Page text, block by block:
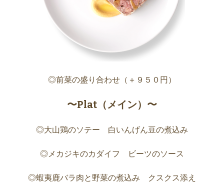
◎前菜の盛り合わせ（＋９５０円）
〜Plat（メイン）〜
◎大山鶏のソテー 白いんげん豆の煮込み
◎メカジキのカダイフ ビーツのソース
◎蝦夷鹿バラ肉と野菜の煮込み クスクス添え